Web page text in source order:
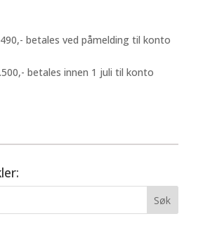
betales ved påmelding til konto
betales innen 1 juli til konto